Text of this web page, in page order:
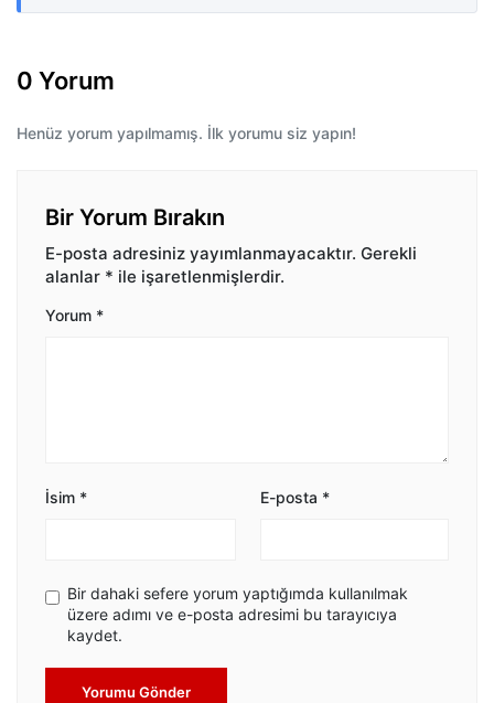
0 Yorum
Henüz yorum yapılmamış. İlk yorumu siz yapın!
Bir Yorum Bırakın
E-posta adresiniz yayımlanmayacaktır. Gerekli
alanlar * ile işaretlenmişlerdir.
Yorum *
İsim * E-posta *
Bir dahaki sefere yorum yaptığımda kullanılmak
üzere adımı ve e-posta adresimi bu tarayıcıya
kaydet.
Yorumu Gönder